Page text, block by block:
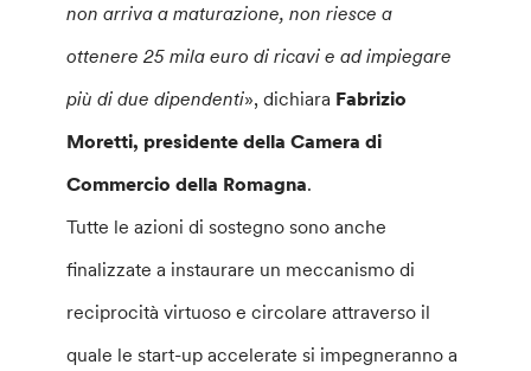
non arriva a maturazione, non riesce a
ottenere 25 mila euro di ricavi e ad impiegare
più di due dipendenti», dichiara Fabrizio
Moretti, presidente della Camera di
Commercio della Romagna.
Tutte le azioni di sostegno sono anche
finalizzate a instaurare un meccanismo di
reciprocità virtuoso e circolare attraverso il
quale le start-up accelerate si impegneranno a